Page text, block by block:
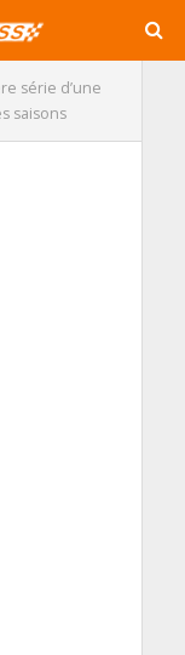
série d’une
saisons